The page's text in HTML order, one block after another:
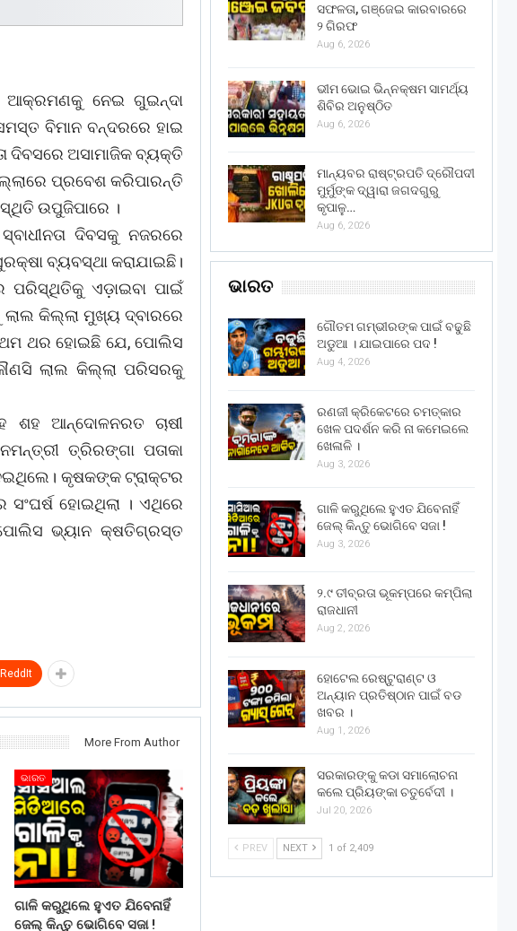
ଆକ୍ରମଣକୁ ନେଇ ଗୁଇନ୍ଦା
ବିମାନ ବନ୍ଦରରେ ହାଇ
ଦିବସରେ ଅସାମାଜିକ ବ୍ୟକ୍ତି
ପ୍ରବେଶ କରିପାରନ୍ତି
ଉପୁଜିପାରେ ।
ଦିବସକୁ ନଜରରେ
ବ୍ୟବସ୍ଥା କରାଯାଇଛି।
ପରିସ୍ଥିତିକୁ ଏଡ଼ାଇବା ପାଇଁ
ଲାଲ କିଲ୍ଲା ମୁଖ୍ୟ ଦ୍ବାରରେ
ଥର ହୋଇଛି ଯେ, ପୋଲିସ
ଲାଲ କିଲ୍ଲା ପରିସରକୁ
ଶହ ଆନ୍ଦୋଳନରତ ଚାଷୀ
ତ୍ରିରଙ୍ଗା ପତାକା
କୃଷକଙ୍କ ଟ୍ରାକ୍ଟର
ହୋଇଥିଲା । ଏଥିରେ
ଭ୍ୟାନ କ୍ଷତିଗ୍ରସ୍ତ
ReddIt
More From Author
ଭାରତ
ଗାଳି କରୁଥିଲେ ହୁଏତ ଯିବେନାହିଁ
ଜେଲ୍ କିନ୍ତୁ ଭୋଗିବେ ସଜା !
ସଫଳତା, ଗଞ୍ଜେଇ କାରବାରରେ
୨ ଗିରଫ
Aug 6, 2026
ଭୀମ ଭୋଇ ଭିନ୍ନକ୍ଷମ ସାମର୍ଥ୍ୟ
ଶିବିର ଅନୁଷ୍ଠିତ
Aug 6, 2026
ମାନ୍ୟବର ରାଷ୍ଟ୍ରପତି ଦ୍ରୌପଦୀ
ମୁର୍ମୁଙ୍କ ଦ୍ୱାରା ଜଗଦଗୁରୁ
କୃପାଳୁ…
Aug 6, 2026
ଭାରତ
ଗୌତମ ଗମ୍ଭୀରଙ୍କ ପାଇଁ ବଢୁଛି
ଅଡୁଆ । ଯାଇପାରେ ପଦ !
Aug 4, 2026
ରଣଜୀ କ୍ରିକେଟରେ ଚମତ୍କାର
ଖେଳ ପଦର୍ଶନ କରି ନା କମେଇଲେ
ଖେଳାଳି ।
Aug 3, 2026
ଗାଳି କରୁଥିଲେ ହୁଏତ ଯିବେନାହିଁ
ଜେଲ୍ କିନ୍ତୁ ଭୋଗିବେ ସଜା !
Aug 3, 2026
୨.୯ ତୀବ୍ରତା ଭୂକମ୍ପରେ କମ୍ପିଲା
ରାଜଧାନୀ
Aug 2, 2026
ହୋଟେଲ ରେଷ୍ଟୁରାଣ୍ଟ ଓ
ଅନ୍ୟାନ ପ୍ରତିଷ୍ଠାନ ପାଇଁ ବଡ
ଖବର ।
Aug 1, 2026
ସରକାରଙ୍କୁ କଡା ସମାଲୋଚନା
କଲେ ପ୍ରିୟଙ୍କା ଚତୁର୍ବେଦୀ ।
Jul 20, 2026
PREV NEXT 1 of 2,409